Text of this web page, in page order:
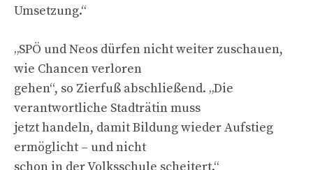
Umsetzung.“
„SPÖ und Neos dürfen nicht weiter zuschauen,
wie Chancen verloren
gehen“, so Zierfuß abschließend. „Die
verantwortliche Stadträtin muss
jetzt handeln, damit Bildung wieder Aufstieg
ermöglicht – und nicht
schon in der Volksschule scheitert.“